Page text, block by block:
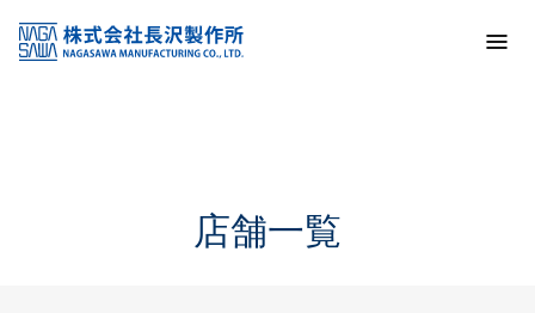
KSS加盟店・取扱店情報
店舗一覧
店舗一覧